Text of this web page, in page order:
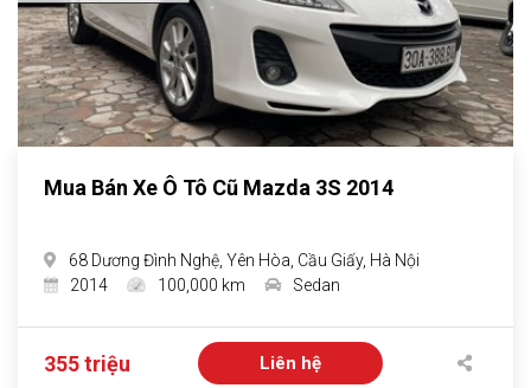
Mua Bán Xe Ô Tô Cũ Mazda 3S 2014
68 Dương Đình Nghệ, Yên Hòa, Cầu Giấy, Hà Nội
2014
100,000 km Sedan
355 triệu Liên hệ